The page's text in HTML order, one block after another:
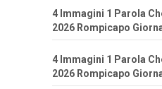
4 Immagini 1 Parola
2026 Rompicapo
4 Immagini 1 Parola
2026 Rompicapo